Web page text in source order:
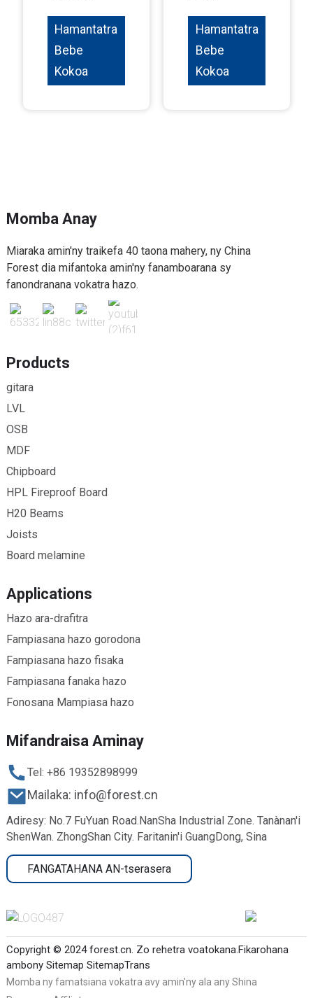
Hamantatra
Bebe
Kokoa
Hamantatra
Bebe
Kokoa
Momba Anay
Miaraka amin'ny traikefa 40 taona mahery, ny China
Forest dia mifantoka amin'ny fanamboarana sy
fanondranana vokatra hazo.
Products
gitara
LVL
OSB
MDF
Chipboard
HPL Fireproof Board
H20 Beams
Joists
Board melamine
Applications
Hazo ara-drafitra
Fampiasana hazo gorodona
Fampiasana hazo fisaka
Fampiasana fanaka hazo
Fonosana Mampiasa hazo
Mifandraisa Aminay
Tel: +86 19352898999
Mailaka: info@forest.cn
Adiresy: No.7 FuYuan Road.NanSha Industrial Zone. Tanànan'i
ShenWan. ZhongShan City. Faritanin'i GuangDong, Sina
FANGATAHANA AN-tserasera
Copyright © 2024 forest.cn. Zo rehetra voatokana.Fikarohana
ambony Sitemap SitemapTrans
Momba ny famatsiana vokatra avy amin'ny ala any Shina